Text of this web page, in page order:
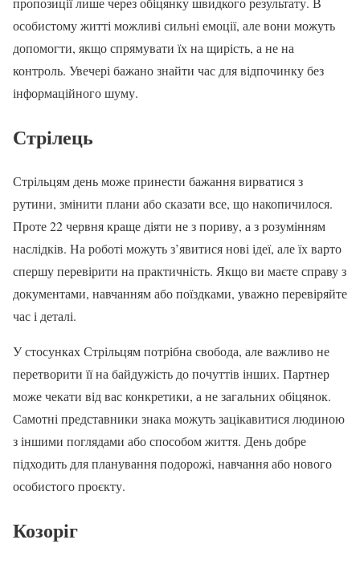
особистому житті можливі сильні емоції, але вони можуть
допомогти, якщо спрямувати їх на щирість, а не на
контроль. Увечері бажано знайти час для відпочинку без
інформаційного шуму.
Стрілець
Стрільцям день може принести бажання вирватися з
рутини, змінити плани або сказати все, що накопичилося.
Проте 22 червня краще діяти не з пориву, а з розумінням
наслідків. На роботі можуть з’явитися нові ідеї, але їх варто
спершу перевірити на практичність. Якщо ви маєте справу з
документами, навчанням або поїздками, уважно перевіряйте
час і деталі.
У стосунках Стрільцям потрібна свобода, але важливо не
перетворити її на байдужість до почуттів інших. Партнер
може чекати від вас конкретики, а не загальних обіцянок.
Самотні представники знака можуть зацікавитися людиною
з іншими поглядами або способом життя. День добре
підходить для планування подорожі, навчання або нового
особистого проєкту.
Козоріг